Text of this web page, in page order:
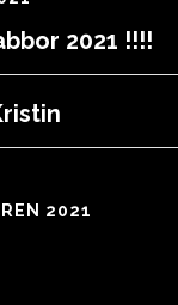
2021 !!!!
2021